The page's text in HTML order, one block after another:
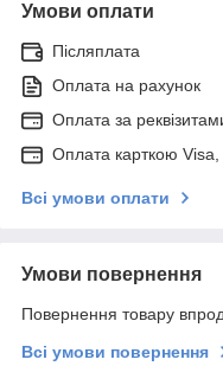
Умови оплати
Післяплата
Оплата на рахунок
Оплата за
Оплата карткою
Всі умови оплати
Умови повернення
Повернення товару
Всі умови повернення